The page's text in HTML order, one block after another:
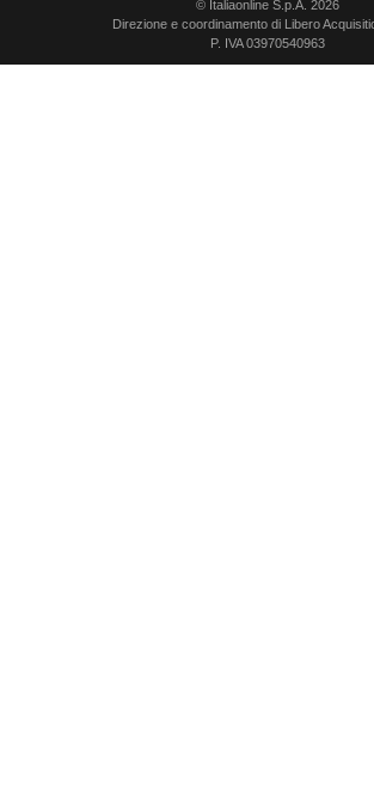
© Italiaonline S.p.A. 2026
Direzione e coordinamento di Libero
P. IVA 03970540963